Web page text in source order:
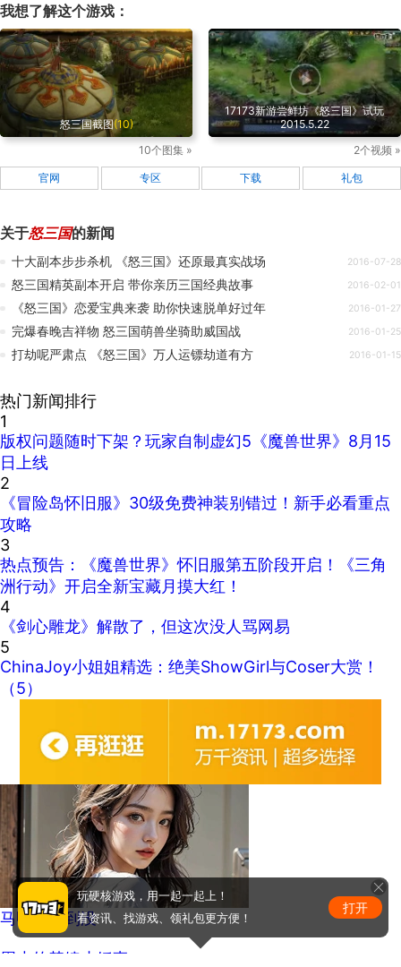
我想了解这个游戏：
怒三国截图(10)
10个图集 »
17173新游尝鲜坊《怒三国》试玩
2015.5.22
2个视频 »
官网 专区 下载 礼包
关于怒三国的新闻
十大副本步步杀机 《怒三国》还原最真实战场 2016-07-28
怒三国精英副本开启 带你亲历三国经典故事 2016-02-01
《怒三国》恋爱宝典来袭 助你快速脱单好过年 2016-01-27
完爆春晚吉祥物 怒三国萌兽坐骑助威国战 2016-01-25
打劫呢严肃点 《怒三国》万人运镖劫道有方 2016-01-15
热门新闻排行
1
版权问题随时下架？玩家自制虚幻5《魔兽世界》8月15
日上线
2
《冒险岛怀旧服》30级免费神装别错过！新手必看重点
攻略
3
热点预告：《魔兽世界》怀旧服第五阶段开启！《三角
洲行动》开启全新宝藏月摸大红！
4
《剑心雕龙》解散了，但这次没人骂网易
5
ChinaJoy小姐姐精选：绝美ShowGirl与Coser大赏！
（5）
马甲线看到没
周少的替嫁小娇妻
玩硬核游戏，用一起一起上！
看资讯、找游戏、领礼包更方便！
打开